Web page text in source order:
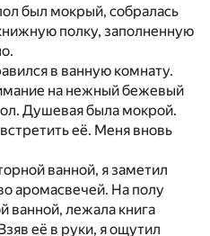
был мокрый, собралась
полку, заполненную
в ванную комнату.
на нежный бежевый
Душевая была мокрой.
её. Меня вновь
ванной, я заметил
аромасвечей. На полу
ванной, лежала книга
её в руки, я ощутил